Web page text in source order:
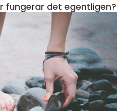
fungerar det egentligen?